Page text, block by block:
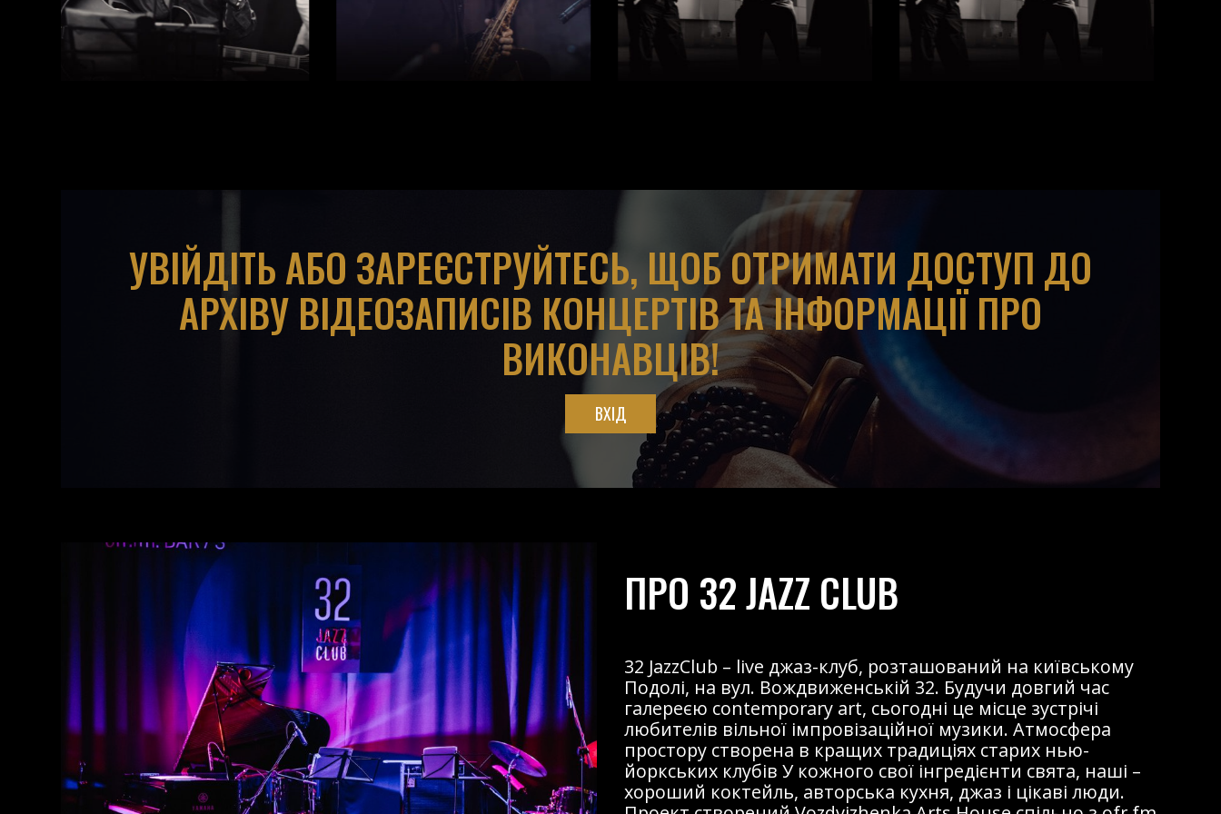
УВІЙДІТЬ АБО ЗАРЕЄСТРУЙТЕСЬ, ЩОБ ОТРИМАТИ ДОСТУП ДО
АРХІВУ ВІДЕОЗАПИСІВ КОНЦЕРТІВ ТА ІНФОРМАЦІЇ ПРО
ВИКОНАВЦІВ!
ВХІД
ПРО 32 JAZZ CLUB
32 JazzClub – live джаз-клуб, розташований на київському
Подолі, на вул. Вождвиженській 32. Будучи довгий час
галереєю contemporary art, сьогодні це місце зустрічі
любителів вільної імпровізаційної музики. Атмосфера
простору створена в кращих традиціях старих нью-
йоркських клубів У кожного свої інгредієнти свята, наші –
хороший коктейль, авторська кухня, джаз і цікаві люди.